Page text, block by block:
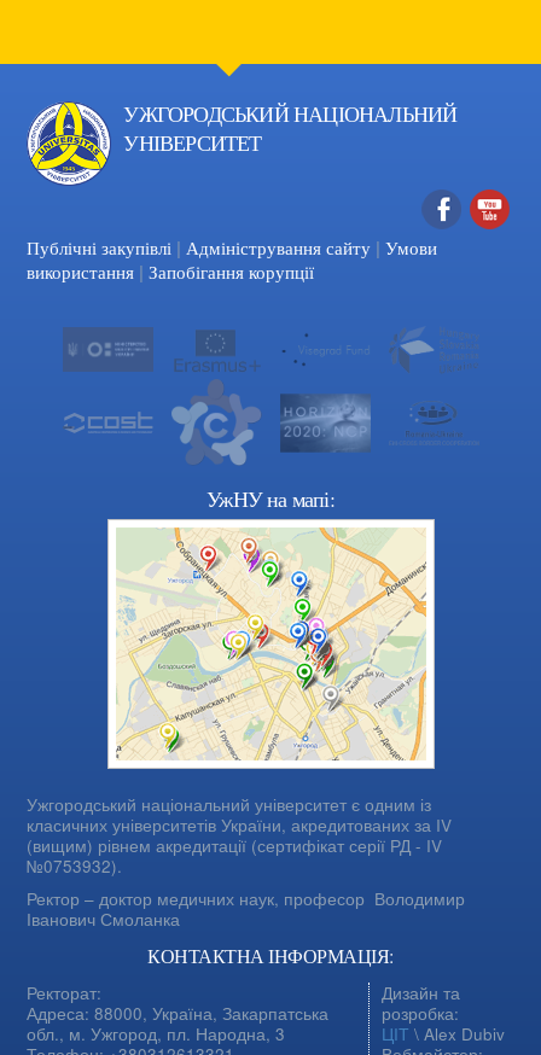
УЖГОРОДСЬКИЙ НАЦІОНАЛЬНИЙ
УНІВЕРСИТЕТ
Facebook
Публічні закупівлі | Адміністрування сайту | Умови
використання | Запобігання корупції
УжНУ на мапі:
Ужгородський національний університет є одним із
класичних університетів України, акредитованих за IV
(вищим) рівнем акредитації (сертифікат серії РД - IV
№0753932).
Ректор – доктор медичних наук, професор Володимир
Іванович Смоланка
КОНТАКТНА ІНФОРМАЦІЯ:
Ректорат:
Адреса: 88000, Україна, Закарпатська
обл., м. Ужгород, пл. Народна, 3
Дизайн та
розробка:
ЦІТ \ Alex Dubiv